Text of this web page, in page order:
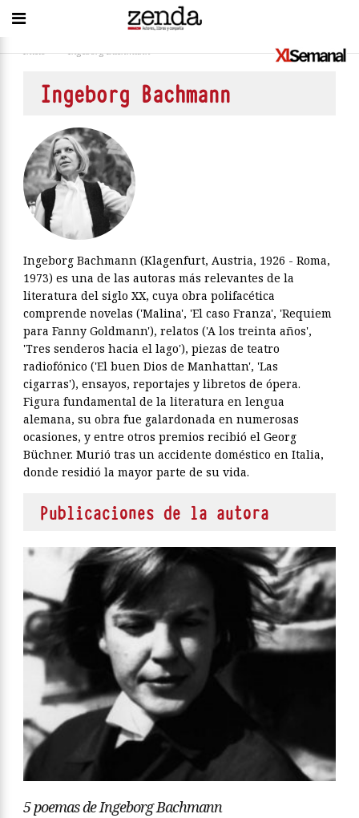
Inicio > Ingeborg Bachmann
Ingeborg Bachmann
Ingeborg Bachmann (Klagenfurt, Austria, 1926 - Roma,
1973) es una de las autoras más relevantes de la
literatura del siglo XX, cuya obra polifacética
comprende novelas ('Malina', 'El caso Franza', 'Requiem
para Fanny Goldmann'), relatos ('A los treinta años',
'Tres senderos hacia el lago'), piezas de teatro
radiofónico ('El buen Dios de Manhattan', 'Las
cigarras'), ensayos, reportajes y libretos de ópera.
Figura fundamental de la literatura en lengua
alemana, su obra fue galardonada en numerosas
ocasiones, y entre otros premios recibió el Georg
Büchner. Murió tras un accidente doméstico en Italia,
donde residió la mayor parte de su vida.
Publicaciones de la autora
5 poemas de Ingeborg Bachmann